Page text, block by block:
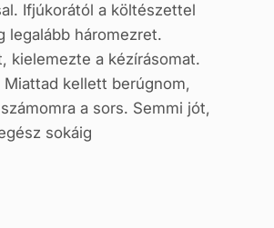
Ifjúkorától a költészettel
legalább háromezret.
kielemezte a kézírásomat.
kellett berúgnom,
a sors. Semmi jót,
sokáig